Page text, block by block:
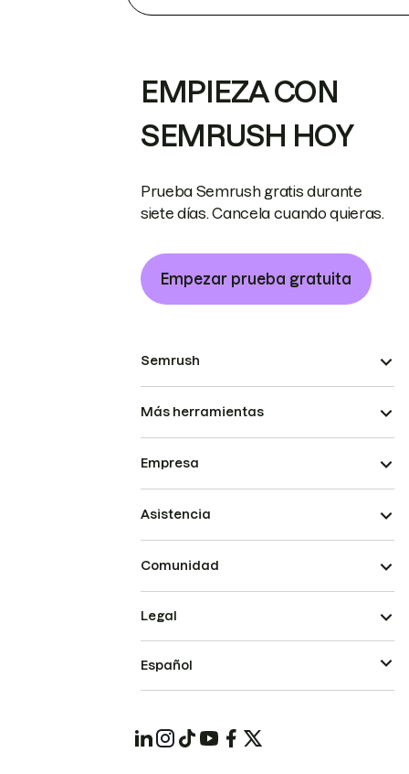
EMPIEZA CON
SEMRUSH HOY
Prueba Semrush gratis durante
siete días. Cancela cuando quieras.
Empezar prueba gratuita
Semrush
Más herramientas
Empresa
Asistencia
Comunidad
Legal
Español